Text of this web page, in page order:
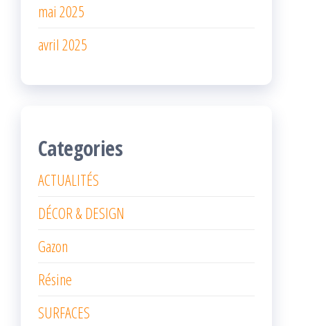
mai 2025
avril 2025
Categories
ACTUALITÉS
DÉCOR & DESIGN
Gazon
Résine
SURFACES